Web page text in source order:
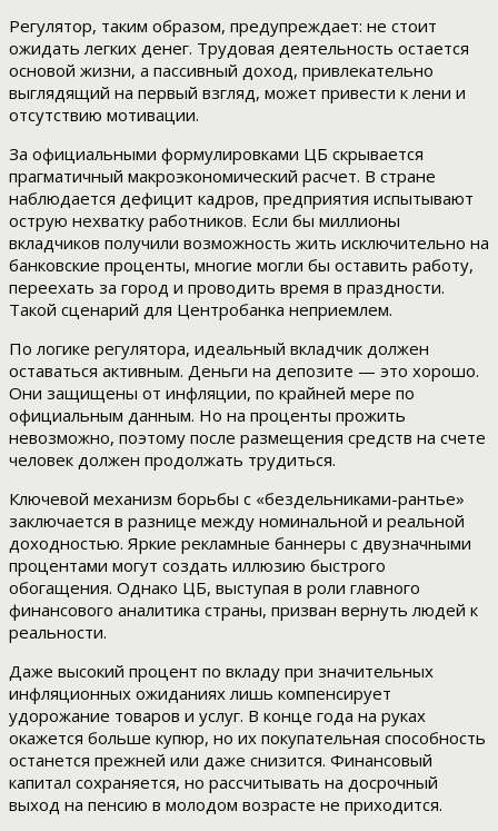
Регулятор, таким образом, предупреждает: не стоит
ожидать легких денег. Трудовая деятельность остается
основой жизни, а пассивный доход, привлекательно
выглядящий на первый взгляд, может привести к лени и
отсутствию мотивации.
За официальными формулировками ЦБ скрывается
прагматичный макроэкономический расчет. В стране
наблюдается дефицит кадров, предприятия испытывают
острую нехватку работников. Если бы миллионы
вкладчиков получили возможность жить исключительно на
банковские проценты, многие могли бы оставить работу,
переехать за город и проводить время в праздности.
Такой сценарий для Центробанка неприемлем.
По логике регулятора, идеальный вкладчик должен
оставаться активным. Деньги на депозите — это хорошо.
Они защищены от инфляции, по крайней мере по
официальным данным. Но на проценты прожить
невозможно, поэтому после размещения средств на счете
человек должен продолжать трудиться.
Ключевой механизм борьбы с «бездельниками-рантье»
заключается в разнице между номинальной и реальной
доходностью. Яркие рекламные баннеры с двузначными
процентами могут создать иллюзию быстрого
обогащения. Однако ЦБ, выступая в роли главного
финансового аналитика страны, призван вернуть людей к
реальности.
Даже высокий процент по вкладу при значительных
инфляционных ожиданиях лишь компенсирует
удорожание товаров и услуг. В конце года на руках
окажется больше купюр, но их покупательная способность
останется прежней или даже снизится. Финансовый
капитал сохраняется, но рассчитывать на досрочный
выход на пенсию в молодом возрасте не приходится.